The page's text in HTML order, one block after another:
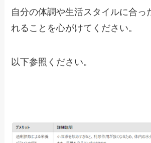
自分の体調や生活スタイルに合っ
れることを心がけてください。
以下参照ください。